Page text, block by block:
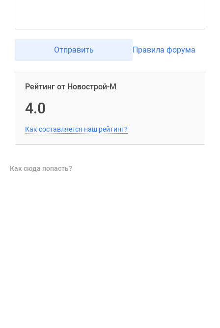
Отправить Правила форума
Рейтинг от Новострой-М
4.0
Как составляется наш рейтинг?
Как сюда попасть?